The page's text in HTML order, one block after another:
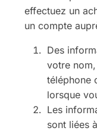
effectuez un
un compte
Des
votre
téléphone
lorsque
Les
sont liées